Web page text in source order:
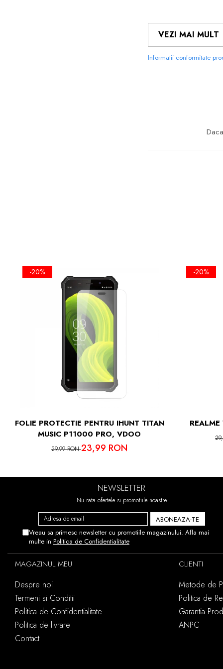
FOLIILE
PE
NU NUMAI
FOLIA
NU
VEZI MAI MULT
Informatii conformitate
-20%
FOLIE PROTECTIE PENTRU IHUNT TITAN
MUSIC P11000 PRO, VDOO
29,99 RON23,99 RON
-20%
NEWSLETTER
Nu rata ofertele si promotiile noastre
Vreau sa primesc newsletter cu promotiile magazinului. Afla mai
multe in Politica de Confidentialitate
MAGAZINUL MEU
Despre noi
Termeni si Conditii
Politica de Confidentialitate
Politica de livrare
Contact
CLIENTI
Metode de
Politica de
Garantia
ANPC